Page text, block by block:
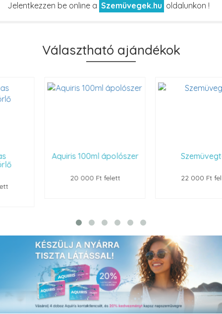
Jelentkezzen be online a Szemüvegek.hu oldalunkon !
Választható ajándékok
Aquiris 100ml ápolószer
20 000 Ft felett
Szemüvegtok
22 000 Ft felett